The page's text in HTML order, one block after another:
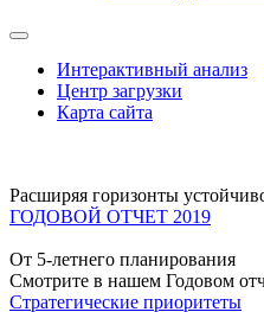
Интерактивный анализ
Центр загрузки
Карта сайта
Расширяя горизонты
ГОДОВОЙ ОТЧЕТ 2019
От 5-летнего планирования
Смотрите в нашем Годовом
Стратегические приоритеты